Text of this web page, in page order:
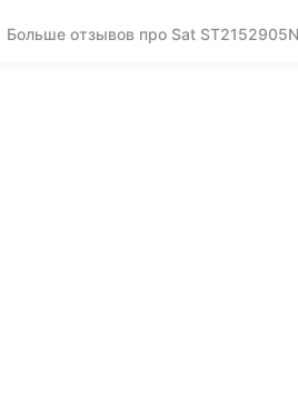
Больше отзывов про Sat ST2152905N